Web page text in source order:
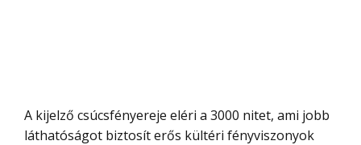
A kijelző csúcsfényereje eléri a 3000 nitet, ami jobb
láthatóságot biztosít erős kültéri fényviszonyok